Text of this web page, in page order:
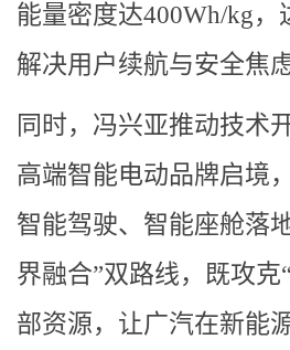
能量密度达400Wh/kg
解决用户续航与安全焦虑
同时，冯兴亚推动技术
高端智能电动品牌启境
智能驾驶、智能座舱落
界融合”双路线，既攻
部资源，让广汽在新能